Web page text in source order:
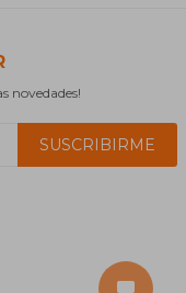
novedades!
SUSCRIBIRME